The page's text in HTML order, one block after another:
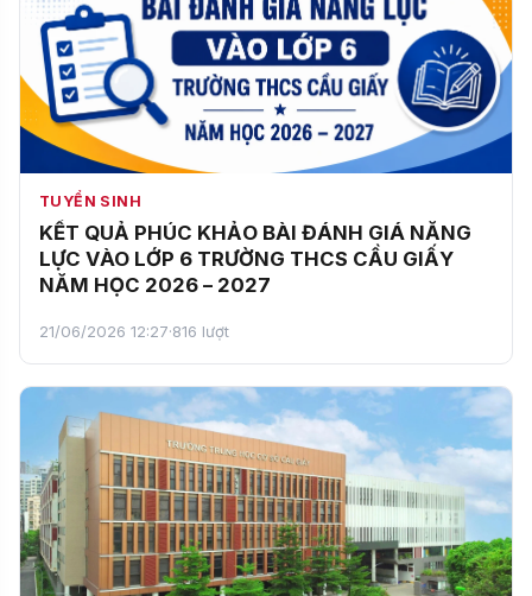
TUYỂN SINH
KẾT QUẢ PHÚC KHẢO BÀI ĐÁNH GIÁ NĂNG
LỰC VÀO LỚP 6 TRƯỜNG THCS CẦU GIẤY
NĂM HỌC 2026 – 2027
21/06/2026 12:27·816 lượt